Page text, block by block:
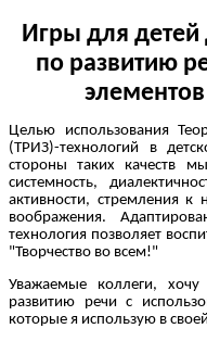
Игры для детей
по развитию
Целью использования
(ТРИЗ)-технологий в
стороны таких качеств
системность,
активности, стремления к
воображения.
технология позволяет
"Творчество во всем!"
Уважаемые коллеги,
развитию речи с
которые я использую в